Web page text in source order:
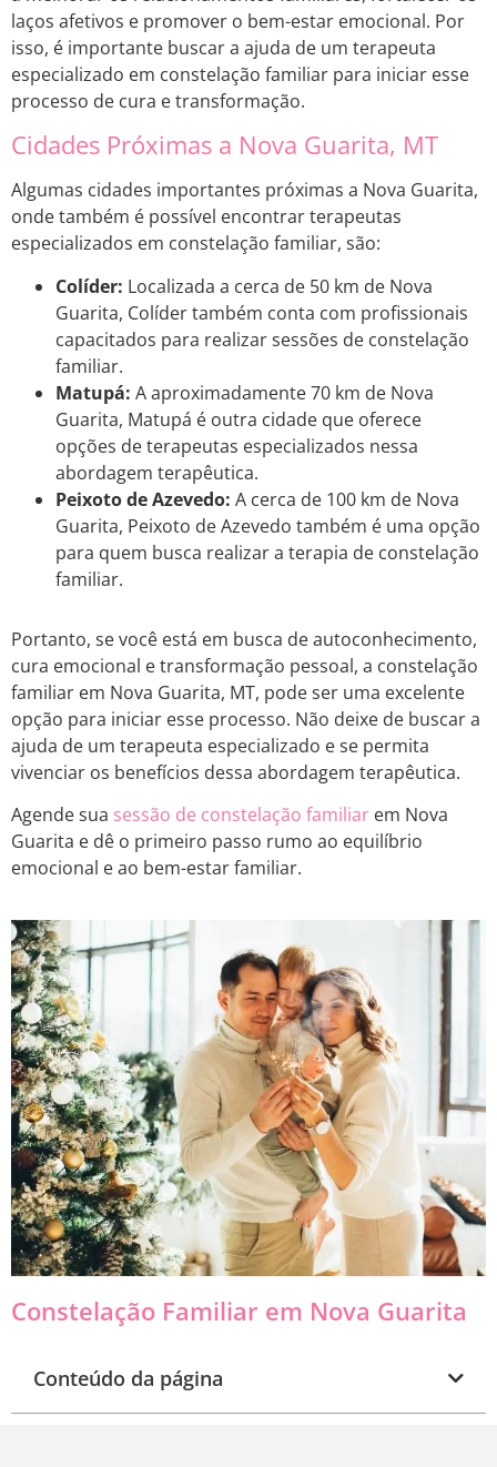
laços afetivos e promover o bem-estar emocional. Por
isso, é importante buscar a ajuda de um terapeuta
especializado em constelação familiar para iniciar esse
processo de cura e transformação.
Cidades Próximas a Nova Guarita, MT
Algumas cidades importantes próximas a Nova Guarita,
onde também é possível encontrar terapeutas
especializados em constelação familiar, são:
Colíder: Localizada a cerca de 50 km de Nova
Guarita, Colíder também conta com profissionais
capacitados para realizar sessões de constelação
familiar.
Matupá: A aproximadamente 70 km de Nova
Guarita, Matupá é outra cidade que oferece
opções de terapeutas especializados nessa
abordagem terapêutica.
Peixoto de Azevedo: A cerca de 100 km de Nova
Guarita, Peixoto de Azevedo também é uma opção
para quem busca realizar a terapia de constelação
familiar.
Portanto, se você está em busca de autoconhecimento,
cura emocional e transformação pessoal, a constelação
familiar em Nova Guarita, MT, pode ser uma excelente
opção para iniciar esse processo. Não deixe de buscar a
ajuda de um terapeuta especializado e se permita
vivenciar os benefícios dessa abordagem terapêutica.
Agende sua sessão de constelação familiar em Nova
Guarita e dê o primeiro passo rumo ao equilíbrio
emocional e ao bem-estar familiar.
Constelação Familiar em Nova Guarita
Conteúdo da página